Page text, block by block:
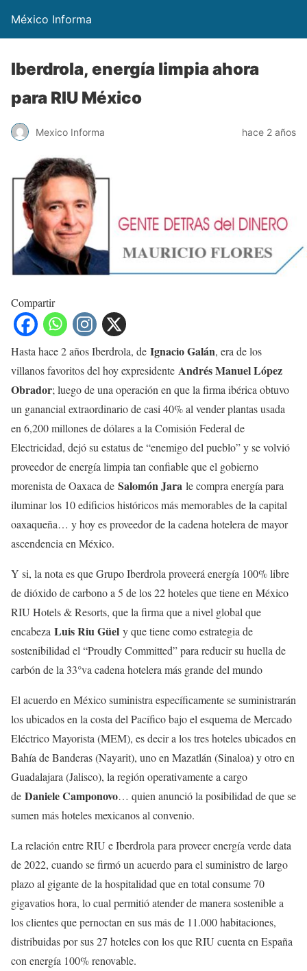
México Informa
Iberdrola, energía limpia ahora
para RIU México
Mexico Informa hace 2 años
Compartir
Hasta hace 2 años Iberdrola, de Ignacio Galán, era de los
villanos favoritos del hoy expresidente Andrés Manuel López
Obrador; luego de una operación en que la firma ibérica obtuvo
un ganancial extraordinario de casi 40% al vender plantas usada
en 6,200 millones de dólares a la Comisión Federal de
Electricidad, dejó su estatus de “enemigo del pueblo” y se volvió
proveedor de energía limpia tan confiable que el gobierno
morenista de Oaxaca de Salomón Jara le compra energía para
iluminar los 10 edificios históricos más memorables de la capital
oaxaqueña… y hoy es proveedor de la cadena hotelera de mayor
ascendencia en México.
Y si, la nota es que Grupo Iberdrola proveerá energía 100% libre
de dióxido de carbono a 5 de los 22 hoteles que tiene en México
RIU Hotels & Resorts, que la firma que a nivel global que
encabeza Luis Riu Güel y que tiene como estrategia de
sostenibilidad el “Proudly Committed” para reducir su huella de
carbón de la 33°va cadena hotelera más grande del mundo
El acuerdo en México suministra específicamente se suministrarán
los ubicados en la costa del Pacífico bajo el esquema de Mercado
Eléctrico Mayorista (MEM), es decir a los tres hoteles ubicados en
Bahía de Banderas (Nayarit), uno en Mazatlán (Sinaloa) y otro en
Guadalajara (Jalisco), la región operativamente a cargo
de Daniele Camponovo… quien anunció la posibilidad de que se
sumen más hoteles mexicanos al convenio.
La relación entre RIU e Iberdrola para proveer energía verde data
de 2022, cuando se firmó un acuerdo para el suministro de largo
plazo al gigante de la hospitalidad que en total consume 70
gigavatios hora, lo cual permitió atender de manera sostenible a
los clientes que pernoctan en sus más de 11.000 habitaciones,
distribuidas por sus 27 hoteles con los que RIU cuenta en España
con energía 100% renovable.